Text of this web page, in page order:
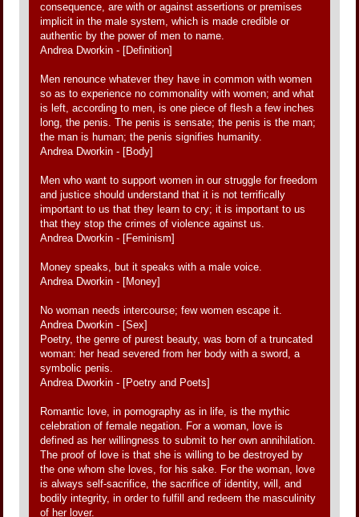
consequence, are with or against assertions or premises
implicit in the male system, which is made credible or
authentic by the power of men to name.
Andrea Dworkin - [Definition]
Men renounce whatever they have in common with women
so as to experience no commonality with women; and what
is left, according to men, is one piece of flesh a few inches
long, the penis. The penis is sensate; the penis is the man;
the man is human; the penis signifies humanity.
Andrea Dworkin - [Body]
Men who want to support women in our struggle for freedom
and justice should understand that it is not terrifically
important to us that they learn to cry; it is important to us
that they stop the crimes of violence against us.
Andrea Dworkin - [Feminism]
Money speaks, but it speaks with a male voice.
Andrea Dworkin - [Money]
No woman needs intercourse; few women escape it.
Andrea Dworkin - [Sex]
Poetry, the genre of purest beauty, was born of a truncated
woman: her head severed from her body with a sword, a
symbolic penis.
Andrea Dworkin - [Poetry and Poets]
Romantic love, in pornography as in life, is the mythic
celebration of female negation. For a woman, love is
defined as her willingness to submit to her own annihilation.
The proof of love is that she is willing to be destroyed by
the one whom she loves, for his sake. For the woman, love
is always self-sacrifice, the sacrifice of identity, will, and
bodily integrity, in order to fulfill and redeem the masculinity
of her lover.